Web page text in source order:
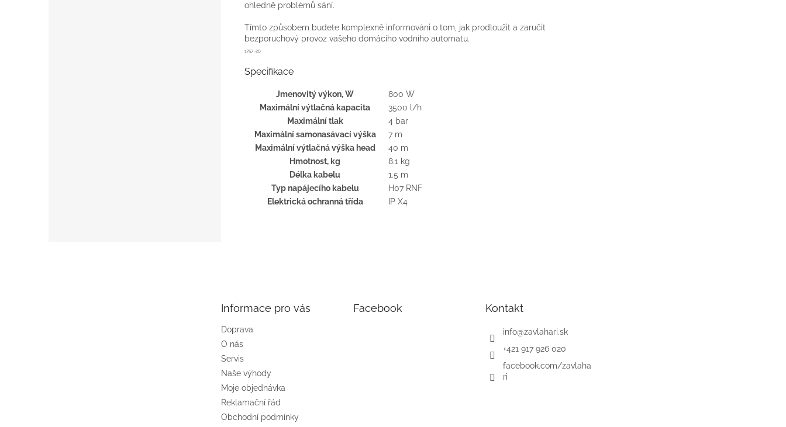
ohledně problémů sání.
Tímto způsobem budete komplexně informováni o tom, jak prodloužit a zaručit
bezporuchový provoz vašeho domácího vodního automatu.
1757-20
Specifikace
Jmenovitý výkon, W
800 W
Maximální výtlačná kapacita
3500 l/h
Maximální tlak
4 bar
Maximální samonasávací výška
7 m
Maximální výtlačná výška head
40 m
Hmotnost, kg
8.1 kg
Délka kabelu
1.5 m
Typ napájecího kabelu
H07 RNF
Elektrická ochranná třída
IP X4
Informace pro vás
Doprava
O nás
Servis
Naše výhody
Moje objednávka
Reklamační řád
Obchodní podmínky
Facebook Kontakt
info@zavlahari.sk
+421 917 926 020
facebook.com/zavlaha
ri